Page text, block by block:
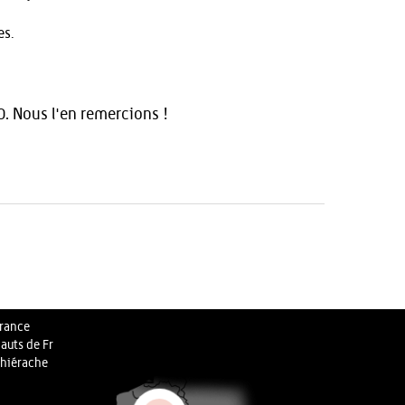
Nous l'en remercions !
de Fr